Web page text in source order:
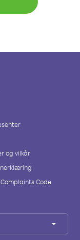
og vilkår
Code